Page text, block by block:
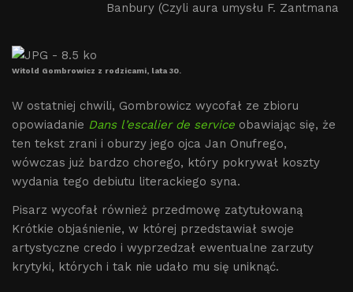
Banbury (Czyli aura umysłu F. Zantmana
Witold Gombrowicz z rodzicami, lata 30.
W ostatniej chwili, Gombrowicz wycofał ze zbioru
opowiadanie Dans l’escalier de service obawiając się, że
ten tekst zrani i oburzy jego ojca Jan Onufrego,
wówczas już bardzo chorego, który pokrywał koszty
wydania tego debiutu literackiego syna.
Pisarz wycofał również przedmowę zatytułowaną
Krótkie objaśnienie, w której przedstawiał swoje
artystyczne credo i wyprzedzał ewentualne zarzuty
krytyki, których i tak nie udało mu się uniknąć.